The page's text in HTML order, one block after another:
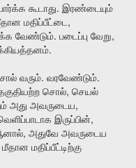
கூடாது. இரண்டையும்
மதிப்பீட்டை,
வேண்டும். படைப்பு வேறு,
.
வரும். வரவேண்டும்.
சொல், செயல்
அது அவருடைய,
இருப்பின்,
, அதுவே அவருடைய
மீதான மதிப்பீட்டிற்கு